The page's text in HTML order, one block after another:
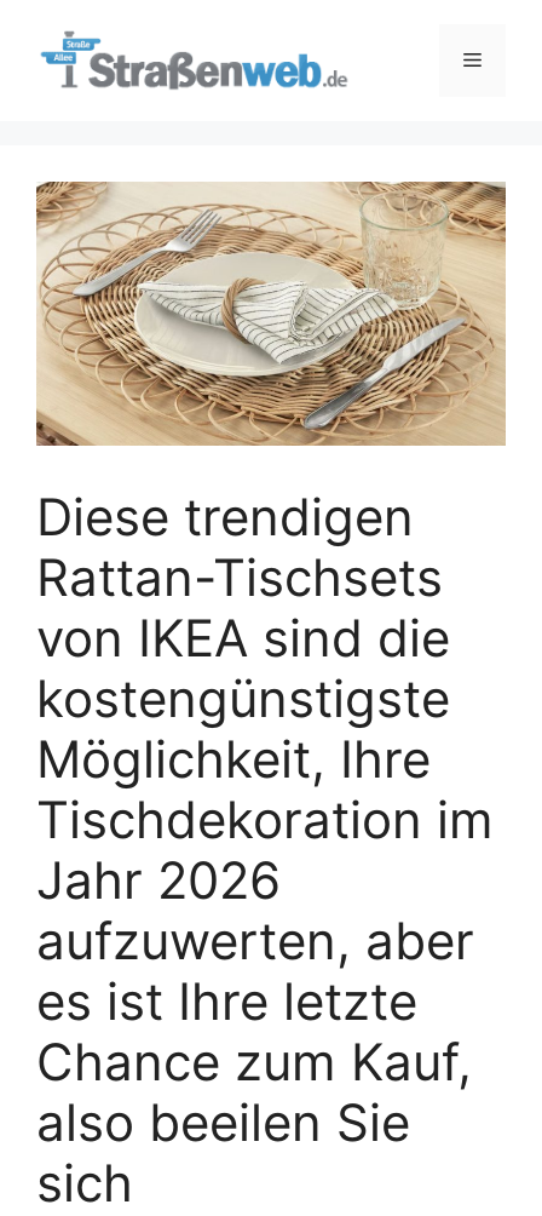
Menü
Diese trendigen
Rattan-Tischsets
von IKEA sind die
kostengünstigste
Möglichkeit, Ihre
Tischdekoration im
Jahr 2026
aufzuwerten, aber
es ist Ihre letzte
Chance zum Kauf,
also beeilen Sie
sich